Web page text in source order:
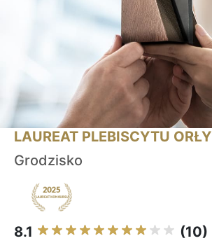
LAUREAT PLEBISCYTU ORŁY
Grodzisko
8.1 (10)